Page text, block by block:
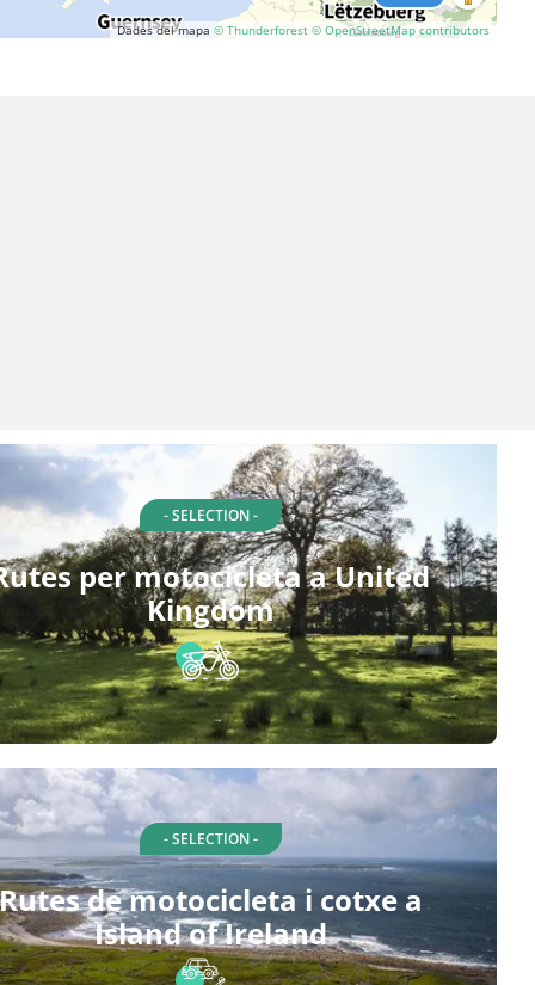
Dades del mapa © Thunderforest © OpenStreetMap contributors
- SELECTION -
per motocicleta a United
Kingdom
- SELECTION -
de motocicleta i cotxe a
Island of Ireland